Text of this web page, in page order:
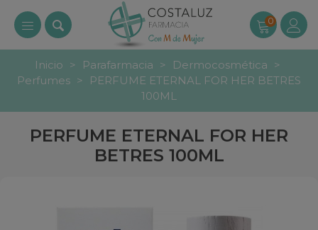
0
Inicio > Parafarmacia > Dermocosmética >
Perfumes >
PERFUME ETERNAL FOR HER BETRES
100ML
PERFUME ETERNAL FOR HER
BETRES 100ML